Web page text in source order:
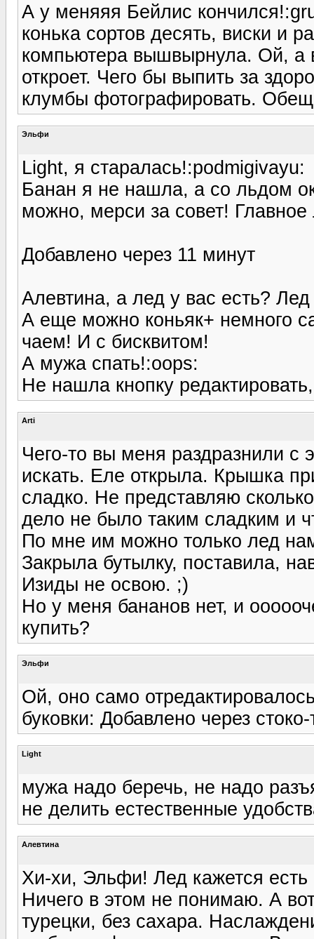
А у меняяя Бейлис
конька сортов десять, виски и
компьютера вышвырнула. Ой, а
откроет. Чего бы выпить за
клумбы фотографировать.
Эльфи
Light, я старалась!:podmigivayu:
Банан я не нашла, а со льдом
можно, мерси за совет!
Добавлено через 11 минут
Алевтина, а лед у вас есть?
А еще можно коньяк+ немного
чаем! И с бисквитом!
А мужа спать!:oops:
Не нашла кнопку
Arti
Чего-то вы меня раздразнили
искать. Еле открыла. Крышка
сладко. Не представляю
дело не было таким сладким и
По мне им можно только лед
Закрыла бутылку, поставила,
Изиды не освою. ;)
Но у меня бананов нет, и
купить?
Эльфи
Ой, оно само
буковки: Добавлено через
Light
мужа надо беречь, не надо
не делить естественные
Алевтина
Хи-хи, Эльфи! Лед кажется
Ничего в этом не понимаю. А
турецки, без сахара.